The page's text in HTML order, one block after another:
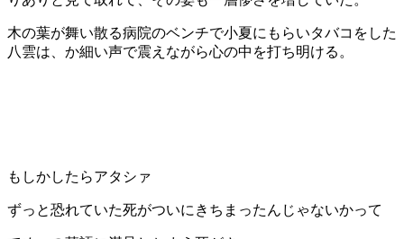
木の葉が舞い散る病院のベンチで小夏にもらいタバコをした
八雲は、か細い声で震えながら心の中を打ち明ける。
もしかしたらアタシァ
ずっと恐れていた死がついにきちまったんじゃないかって